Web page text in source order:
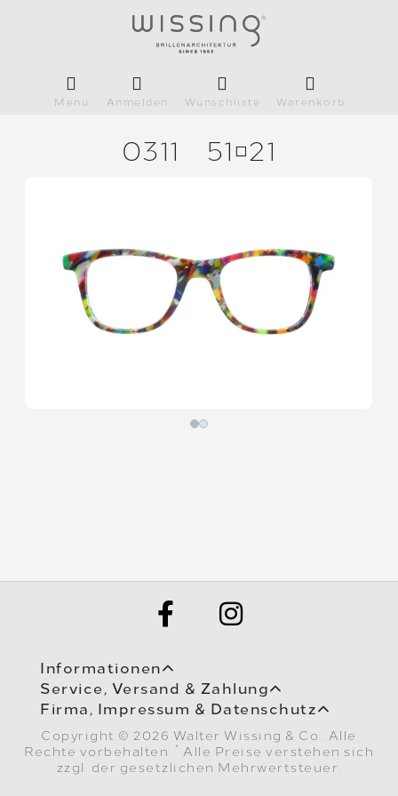
Menü Anmelden Wunschliste Warenkorb
0311 5121
Informationen
Service, Versand & Zahlung
Firma, Impressum & Datenschutz
Copyright © 2026 Walter Wissing & Co.. Alle
Rechte vorbehalten.
* Alle Preise verstehen sich
zzgl. der gesetzlichen Mehrwertsteuer.